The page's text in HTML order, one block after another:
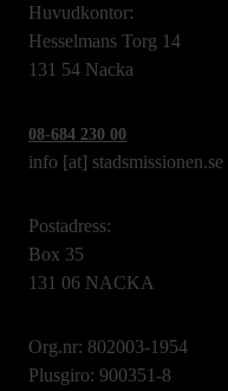
Huvudkontor:
Hesselmans Torg 14
131 54 Nacka
08-684 230 00
info [at] stadsmissionen.se
Postadress:
Box 35
131 06 NACKA
Org.nr: 802003-1954
Plusgiro: 900351-8